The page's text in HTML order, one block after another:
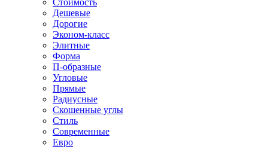
Стоимость
Дешевые
Дорогие
Эконом-класс
Элитные
Форма
П-образные
Угловые
Прямые
Радиусные
Скошенные углы
Стиль
Современные
Евро